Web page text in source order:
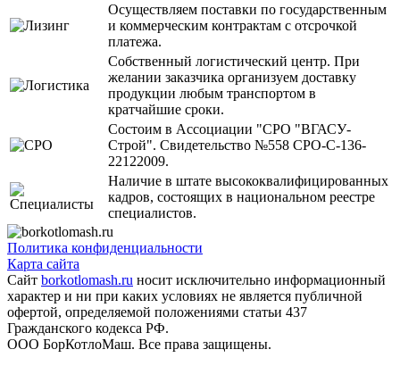
Осуществляем поставки по государственным
и коммерческим контрактам с отсрочкой
платежа.
Собственный логистический центр. При
желании заказчика организуем доставку
продукции любым транспортом в
кратчайшие сроки.
Состоим в Ассоциации "СРО "ВГАСУ-
Строй". Свидетельство №558 СРО-С-136-
22122009.
Наличие в штате высококвалифицированных
кадров, состоящих в национальном реестре
специалистов.
Политика конфиденциальности
Карта сайта
Сайт borkotlomash.ru носит исключительно информационный
характер и ни при каких условиях не является публичной
офертой, определяемой положениями статьи 437
Гражданского кодекса РФ.
ООО БорКотлоМаш. Все права защищены.